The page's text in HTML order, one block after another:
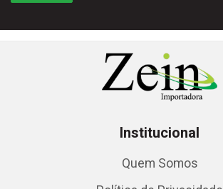
Institucional
Quem Somos